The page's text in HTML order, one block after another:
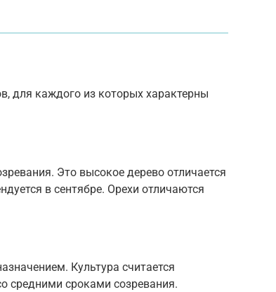
для каждого из которых характерны
Это высокое дерево отличается
в сентябре. Орехи отличаются
Культура считается
средними сроками созревания.